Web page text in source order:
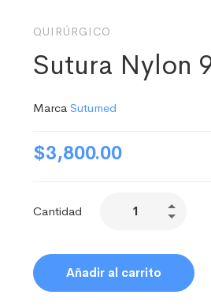
QUIRÚRGICO
Sutura Nylon
Marca Sutumed
$3,800.00
Cantidad
Añadir al carrito